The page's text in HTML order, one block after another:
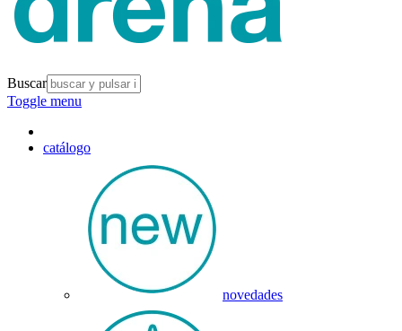
Buscar
Toggle menu
catálogo
novedades